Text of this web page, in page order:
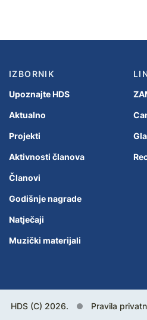
IZBORNIK
Upoznajte HDS
Aktualno
Projekti
Aktivnosti članova
Članovi
Godišnje nagrade
Natječaji
Muzički materijali
HDS (C) 2026. Pravila